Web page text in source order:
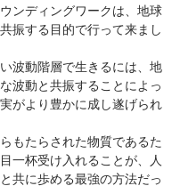
ンディングワークは、地球
振する目的で行って来まし
波動階層で生きるには、地
波動と共振することによっ
がより豊かに成し遂げられ
もたらされた物質であるた
一杯受け入れることが、人
共に歩める最強の方法だっ